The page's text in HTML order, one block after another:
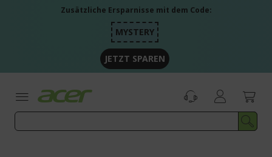
Zusätzliche Ersparnisse mit dem Code:
MYSTERY
JETZT SPAREN